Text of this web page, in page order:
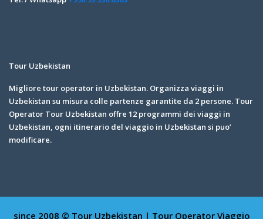
Tour Uzbekistan
Migliore tour operator in Uzbekistan. Organizza viaggi in
Uzbekistan su misura colle partenze garantite da 2 persone. Tour
Operator Tour Uzbekistan offre 12 programmi dei viaggi in
Uzbekistan, ogni itinerario del viaggio in Uzbekistan si puo’
modificare.
since 2008 © Tour Uzbekistan | Tour Operator Viaggio